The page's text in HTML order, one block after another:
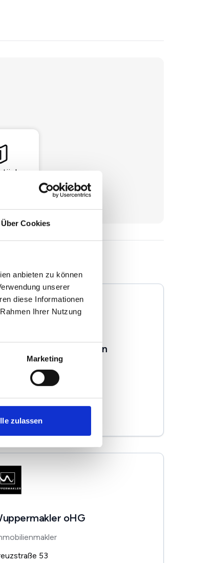
Über Cookies
anbieten zu können
unserer
diese Informationen
Ihrer Nutzung
Marketing
zulassen
Immobilien
Waldoff-Str. 48
Monheim
Anbieter
oHG
53